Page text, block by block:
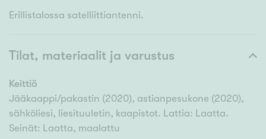
Erillistalossa satelliittiantenni.
Tilat, materiaalit ja varustus
Keittiö
Jääkaappi/pakastin (2020), astianpesukone (2020),
sähköliesi, liesituuletin, kaapistot. Lattia: Laatta.
Seinät: Laatta, maalattu